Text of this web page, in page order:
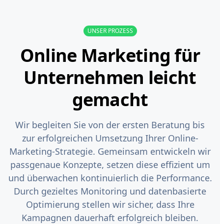
UNSER PROZESS
Online Marketing für
Unternehmen leicht
gemacht
Wir begleiten Sie von der ersten Beratung bis
zur erfolgreichen Umsetzung Ihrer Online-
Marketing-Strategie. Gemeinsam entwickeln wir
passgenaue Konzepte, setzen diese effizient um
und überwachen kontinuierlich die Performance.
Durch gezieltes Monitoring und datenbasierte
Optimierung stellen wir sicher, dass Ihre
Kampagnen dauerhaft erfolgreich bleiben.